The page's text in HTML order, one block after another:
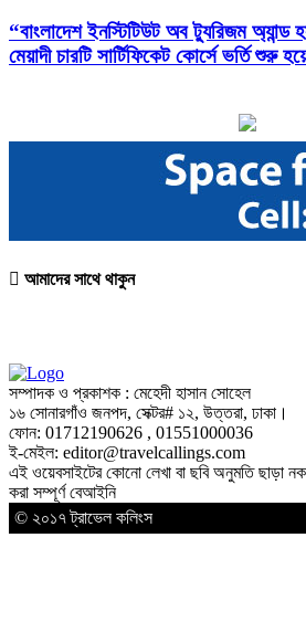
“বাংলাদেশ ইনস্টিটিউট অব ট্যুরিজম অ্যান্ড
মেয়াদী চারটি সার্টিফিকেট কোর্সে ভর্তি শুরু
আমাদের সাথে থাকুন
সম্পাদক ও প্রকাশক : মেহেদী হাসান সোহেল
১৬ সোনারগাঁও জনপদ, সেক্টর# ১২, উত্তরা, ঢাকা।
ফোন: 01712190626 , 01551000036
ই-মেইল: editor@travelcallings.com
এই ওয়েবসাইটের কোনো লেখা বা ছবি অনুমতি ছাড়া
করা সম্পূর্ণ বেআইনি
© ২০১৭ ট্রাভেল কলিংস